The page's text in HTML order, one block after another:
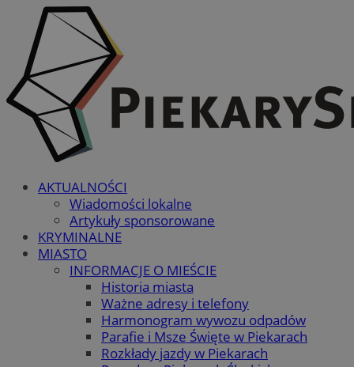
AKTUALNOŚCI
Wiadomości lokalne
Artykuły sponsorowane
KRYMINALNE
MIASTO
INFORMACJE O MIEŚCIE
Historia miasta
Ważne adresy i telefony
Harmonogram wywozu odpadów
Parafie i Msze Święte w Piekarach
Rozkłady jazdy w Piekarach